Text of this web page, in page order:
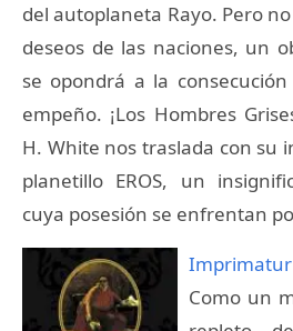
del autoplaneta Rayo. Pero
deseos de las naciones, un
se opondrá a la
empeño. ¡Los Hombres
H. White nos traslada con su
planetillo EROS, un
cuya posesión se enfrentan
Imprimatur
Como un